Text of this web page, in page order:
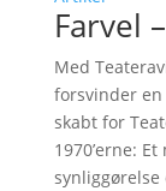
Farvel
Med
forsvinder
skabt for
1970’erne: